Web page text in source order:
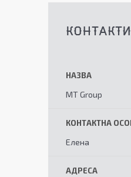
КОНТАКТИ
MT Group
Елена